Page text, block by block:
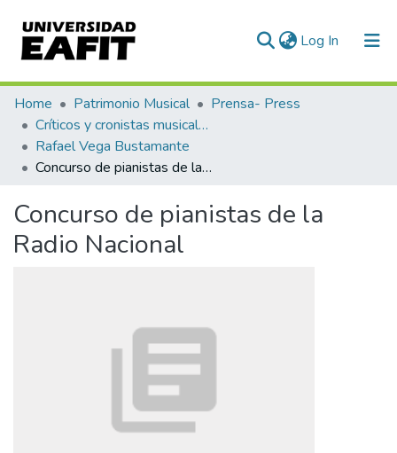
Log In (current)
Communities & Collections
All of DSpace
Statistics
Home Patrimonio Musical
Prensa- Press
Críticos y cronistas musicales
Rafael Vega Bustamante
Concurso de pianistas de la Radio Nacional
Concurso de pianistas de la
Radio Nacional